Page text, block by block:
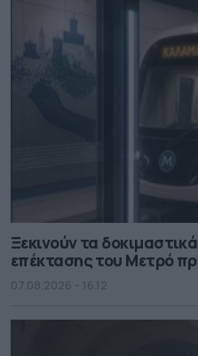
Ξεκινούν τα
επέκτασης του Μετρό
07.08.2026 - 16.12